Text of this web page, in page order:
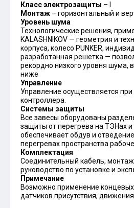
Класс электрозащиты – I
Монтаж – горизонтальный и
Уровень шума
Технологические решения,
KALASHNIKOV — геометрия и
корпуса, колесо PUNKER,
разработанная решетка —
рекордно низкого уровня шума,
ниже
Управление
Управление осуществляется
контроллера.
Системы защиты
Все завесы оборудованы
защиты от перегрева на ТЭНах и
обеспечивает обдув и
перегревах пространства
Комплектация
Соединительный кабель,
руководство по установке и
Примечание
Возможно применение
датчиков присутствия,